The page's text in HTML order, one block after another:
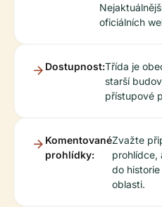
oficiálních
Dostupnost:Třída je
starší
přístupové
Komentované
prohlídky:
Zvažte
prohlídce,
do
oblasti.